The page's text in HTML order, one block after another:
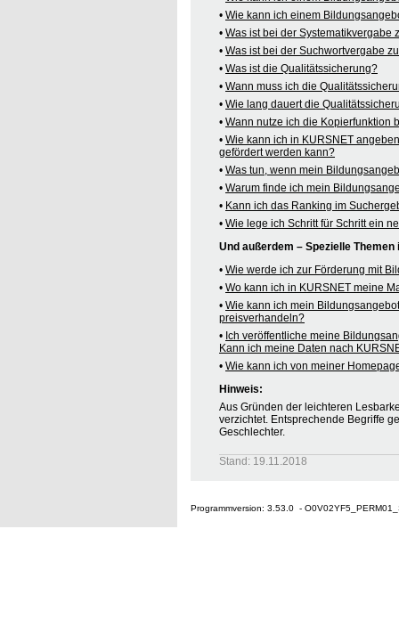
• Wie kann ich einem
• Was ist bei der Systematikvergabe
• Was ist bei der Suchwortvergabe
• Was ist die Qualitätssicherung?
• Wann muss ich die
• Wie lang dauert die
• Wann nutze ich die Kopierfunktion
• Wie kann ich in KURSNET
gefördert werden kann?
• Was tun, wenn mein
• Warum finde ich mein
• Kann ich das Ranking im
• Wie lege ich Schritt für Schritt ein
Und außerdem – Spezielle Themen
• Wie werde ich zur Förderung mit
• Wo kann ich in KURSNET meine
• Wie kann ich mein
preisverhandeln?
• Ich veröffentliche meine
Kann ich meine Daten nach
• Wie kann ich von meiner
Hinweis:
Aus Gründen der leichteren
verzichtet. Entsprechende Begriffe
Geschlechter.
Stand: 19.11.2018
Programmversion: 3.53.0 -